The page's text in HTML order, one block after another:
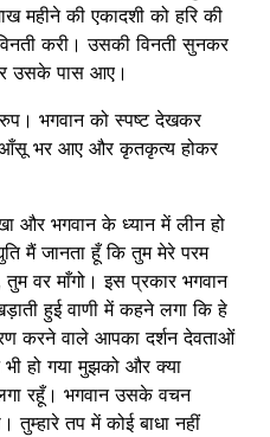
महीने की एकादशी को हरि की
करी। उसकी विनती सुनकर
उसके पास आए।
भगवान को स्पष्ट देखकर
आँसू भर आए और कृतकृत्य होकर
और भगवान के ध्यान में लीन हो
मैं जानता हूँ कि तुम मेरे परम
वर माँगो। इस प्रकार भगवान
हुई वाणी में कहने लगा कि हे
करने वाले आपका दर्शन देवताओं
हो गया मुझको और क्या
रहूँ। भगवान उसके वचन
तप में कोई बाधा नहीं